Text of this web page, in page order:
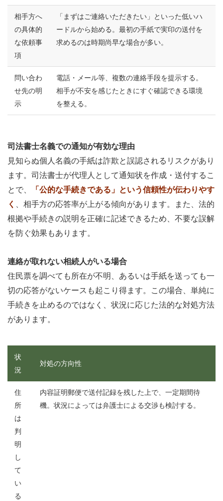
相手方へ
の具体的
な依頼事
項
「まずはご連絡いただきたい」といった低いハ
ードルから始める。最初の手紙で実印の送付を
求めるのは時期尚早な場合が多い。
問い合わ
せ先の明
示
電話・メール等、複数の連絡手段を提示する。
相手が不安を感じたときにすぐ確認できる環境
を整える。
司法書士名義での通知が有効な理由
見知らぬ個人名義の手紙は詐欺と誤認されるリスクがあり
ます。司法書士が代理人として通知状を作成・送付するこ
とで、
「公的な手続きである」という信頼性が伝わりやす
く
、相手方の応答率が上がる傾向があります。また、法的
根拠や手続きの説明を正確に記述できるため、不要な誤解
を防ぐ効果もあります。
連絡が取れない相続人がいる場合
住民票を調べても所在が不明、あるいは手紙を送っても一
切の応答がないケースも起こり得ます。この場合、単純に
手続きを止めるのではなく、状況に応じた法的な対処方法
があります。
状
況
対処の方向性
住
所
は
判
明
し
て
い
る
内容証明郵便で送付記録を残した上で、一定期間待
機。状況によっては弁護士による交渉も検討する。